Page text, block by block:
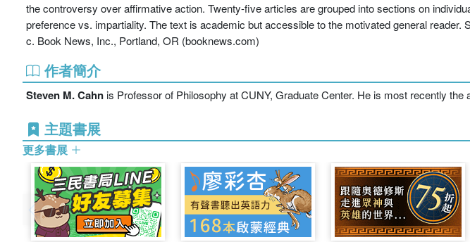
the controversy over affirmative action. Twenty-five articles are grouped into sections on
preference vs. impartiality. The text is academic but accessible to the motivated general
c. Book News, Inc., Portland, OR (booknews.com)
作者簡介
Steven M. Cahnis Professor of Philosophy at CUNY, Graduate Center. He is most recently the
主題書展
更多書展